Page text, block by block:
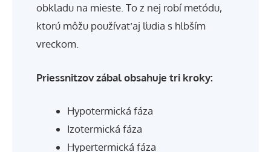
obkladu na mieste. To z nej robí metódu,
ktorú môžu používať aj ľudia s hlbším
vreckom.
Priessnitzov zábal obsahuje tri kroky:
Hypotermická fáza
Izotermická fáza
Hypertermická fáza